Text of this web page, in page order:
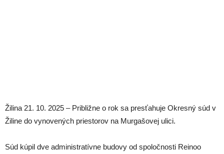
Žilina 21. 10. 2025 – Približne o rok sa presťahuje Okresný súd v
Žiline do vynovených priestorov na Murgašovej ulici.
Súd kúpil dve administratívne budovy od spoločnosti Reinoo